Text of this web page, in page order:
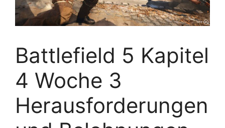
Battlefield 5 Kapitel
4 Woche 3
Herausforderungen